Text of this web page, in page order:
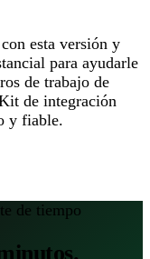
esta versión y
para ayudarle
de trabajo de
de integración
y fiable.
de tiempo